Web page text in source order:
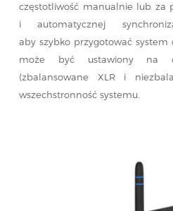
częstotliwość manualnie lub za
i automatycznej
aby szybko przygotować system
może być ustawiony na
(zbalansowane XLR i
wszechstronność systemu.